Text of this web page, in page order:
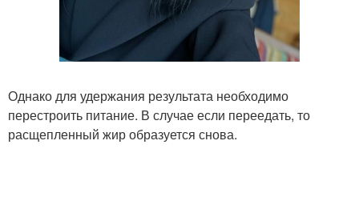
Однако для удержания результата необходимо
перестроить питание. В случае если переедать, то
расщепленный жир образуется снова.